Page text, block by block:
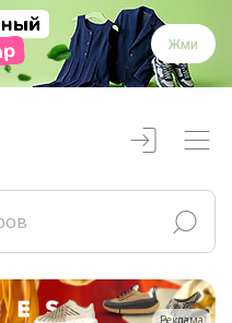
Жми
Реклама